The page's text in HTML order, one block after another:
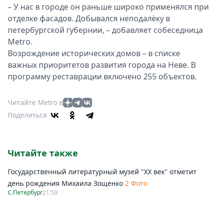
– У нас в городе он раньше широко применялся при
отделке фасадов. Добывался неподалёку в
петербургской губернии, – добавляет собеседница
Metro.
Возрождение исторических домов – в списке
важных приоритетов развития города на Неве. В
программу реставрации включено 255 объектов.
Читайте Metro в
Поделиться
Читайте также
Государственный литературный музей "ХХ век" отметит
день рождения Михаила Зощенко 2 Фото
С.Петербург21:59